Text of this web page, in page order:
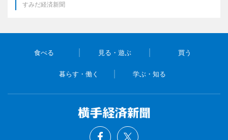
すみだ経済新聞
食べる 見る・遊ぶ 買う
暮らす・働く 学ぶ・知る